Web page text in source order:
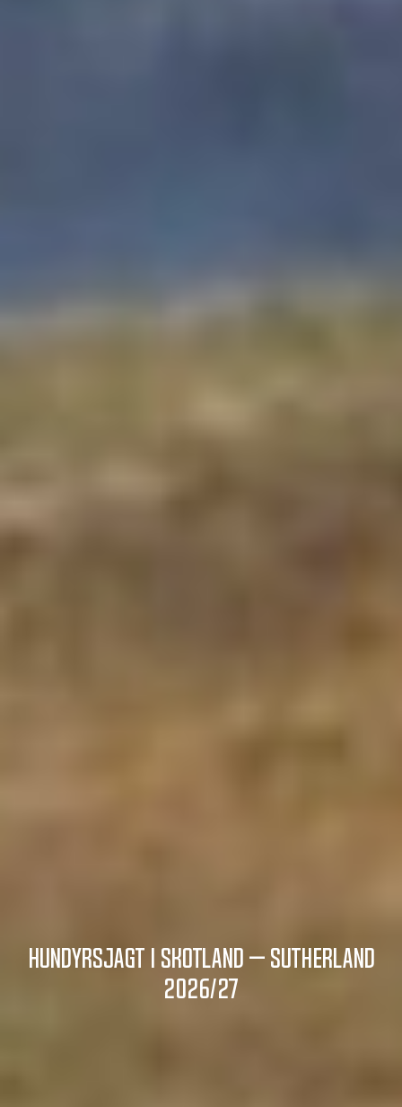
Hundyrsjagt i Skotland – Sutherland
2026/27